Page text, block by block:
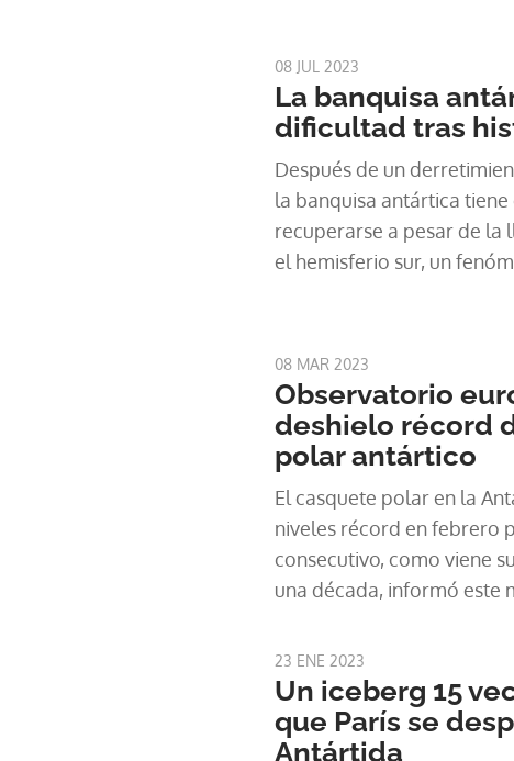
08 JUL 2023
La banquisa
dificultad tras
Después de un
la banquisa antártica
recuperarse a pesar de la
el hemisferio sur, un
banquisa de la Antártida
déficit de 2,5 millones de
apenas menor que la de
de km2), comparado con
2020, según el
08 MAR 2023
Observatorio
deshielo récord
polar antártico
El casquete polar en la
niveles récord en febrero
consecutivo, como viene
una década, informó este
el país 'más represivo'
helada del océano que
antártico tenía una
kilómetros cuadrados el
23 ENE 2023
Un iceberg 15
que París se
Antártida